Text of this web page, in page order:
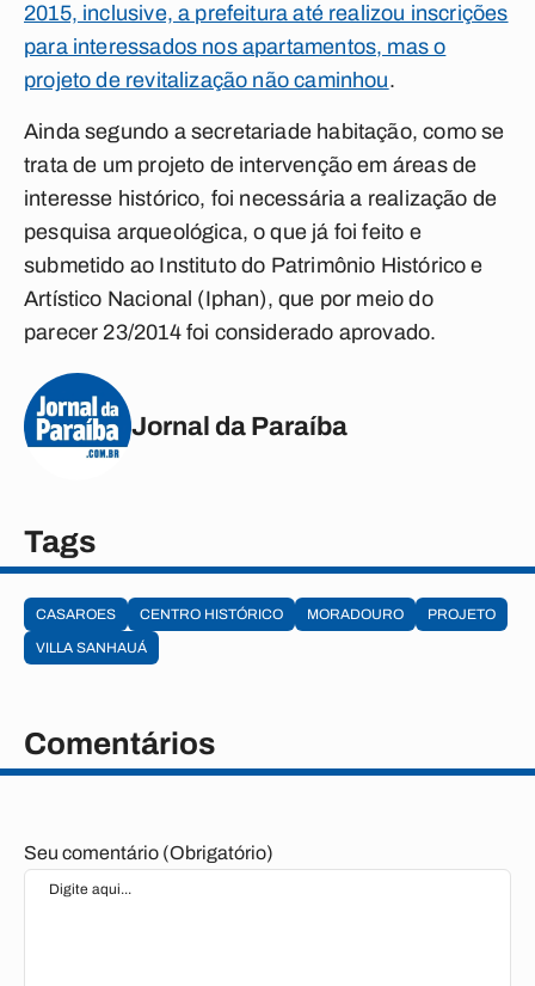
2015, inclusive, a prefeitura até realizou inscrições
para interessados nos apartamentos, mas o
projeto de revitalização não caminhou.
Ainda segundo a secretariade habitação, como se
trata de um projeto de intervenção em áreas de
interesse histórico, foi necessária a realização de
pesquisa arqueológica, o que já foi feito e
submetido ao Instituto do Patrimônio Histórico e
Artístico Nacional (Iphan), que por meio do
parecer 23/2014 foi considerado aprovado.
Jornal da Paraíba
Tags
CASAROES CENTRO HISTÓRICO MORADOURO
PROJETO
VILLA SANHAUÁ
Comentários
Seu comentário (Obrigatório)